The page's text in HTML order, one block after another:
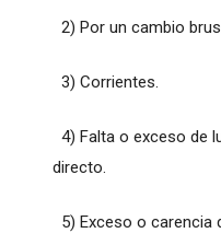
2) Por un cambio
3) Corrientes.
4) Falta o exceso de
directo.
5) Exceso o carencia